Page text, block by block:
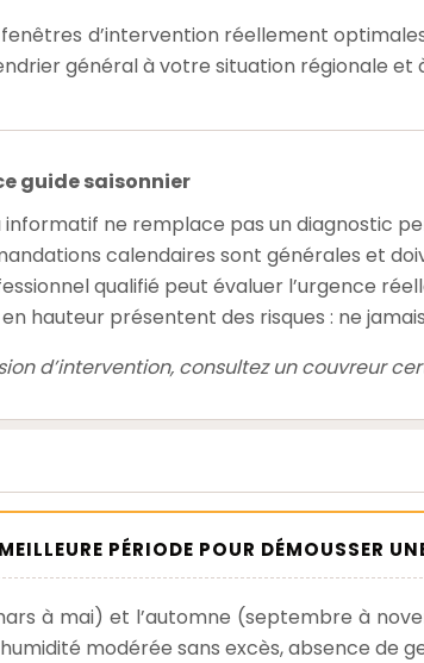
d’intervention réellement
général à votre situation régionale et
guide saisonnier
ne remplace pas un diagnostic
calendaires sont générales et
qualifié peut évaluer l’urgence
en hauteur présentent des risques : ne
d’intervention, consultez un couvreur
PÉRIODE POUR DÉMOUSSER
à mai) et l’automne (septembre à
modérée sans excès, absence